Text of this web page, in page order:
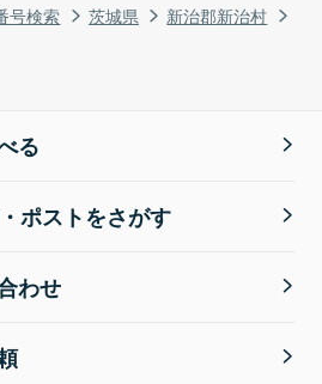
号検索 茨城県
新治郡新治村
る
ポストをさがす
わせ